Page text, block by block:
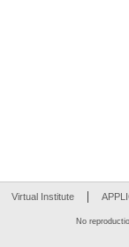
Virtual Institute
No